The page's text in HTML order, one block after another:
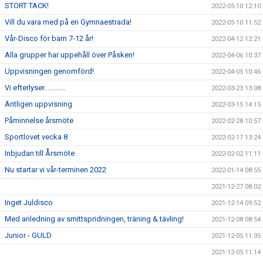
STORT TACK! 2022-05-10 12:10
Vill du vara med på en Gymnaestrada! 2022-05-10 11:52
Vår-Disco för barn 7-12 år! 2022-04-12 12:21
Alla grupper har uppehåll över Påsken! 2022-04-06 10:37
Uppvisningen genomförd! 2022-04-05 10:46
Vi efterlyser............ 2022-03-23 13:08
Äntligen uppvisning 2022-03-15 14:15
Påminnelse årsmöte 2022-02-28 10:57
Sportlovet vecka 8 2022-02-17 13:24
Inbjudan till Årsmöte 2022-02-02 11:11
Nu startar vi vår-terminen 2022 2022-01-14 08:55
2021-12-27 08:02
Inget Juldisco 2021-12-14 09:52
Med anledning av smittspridningen, träning & tävling! 2021-12-08 08:54
Junior - GULD 2021-12-05 11:35
2021-12-05 11:14